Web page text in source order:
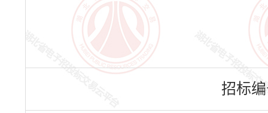
招标编